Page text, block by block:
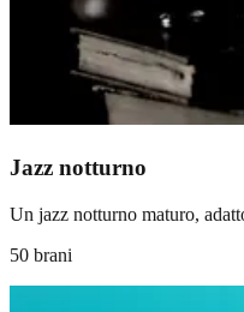
Jazz notturno
Un jazz notturno maturo,
50 brani